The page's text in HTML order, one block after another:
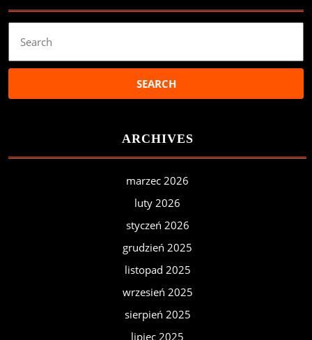
for:
ARCHIVES
marzec 2026
luty 2026
styczeń 2026
grudzień 2025
listopad 2025
wrzesień 2025
sierpień 2025
lipiec 2025